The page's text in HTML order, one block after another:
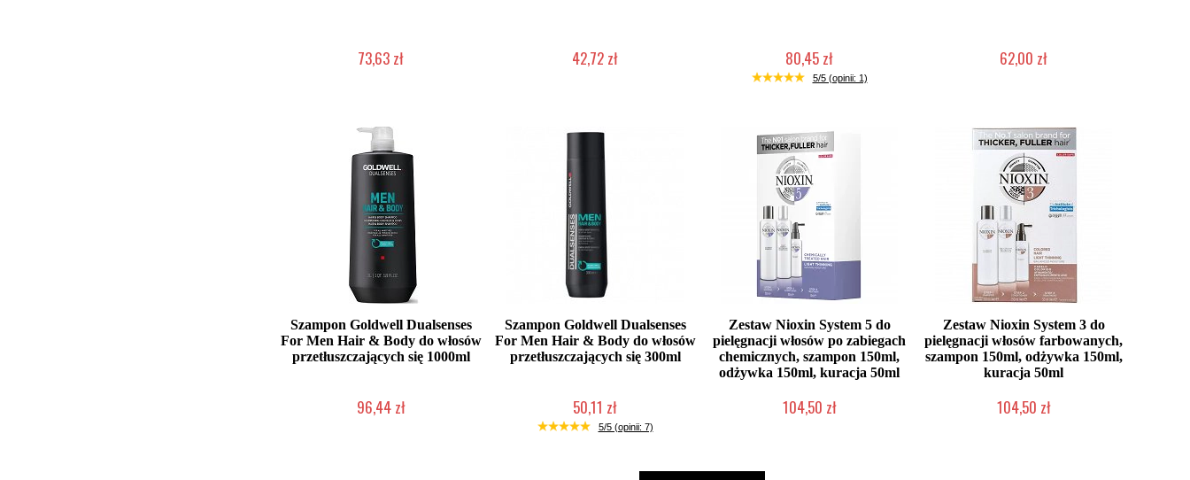
73,63 zł 42,72 zł 80,45 zł
Duża ilość (wysyłka w 24h)
5/5 (opinii: 1)
62,00 zł
Szampon Goldwell Dualsenses
For Men Hair & Body do włosów
przetłuszczających się 1000ml
96,44 zł
Szampon Goldwell Dualsenses
For Men Hair & Body do włosów
przetłuszczających się 300ml
50,11 zł
Duża ilość (wysyłka w 24h)
5/5 (opinii: 7)
Zestaw Nioxin System 5 do
pielęgnacji włosów po zabiegach
chemicznych, szampon 150ml,
odżywka 150ml, kuracja 50ml
104,50 zł
Zestaw Nioxin System 3 do
pielęgnacji włosów farbowanych,
szampon 150ml, odżywka 150ml,
kuracja 50ml
104,50 zł